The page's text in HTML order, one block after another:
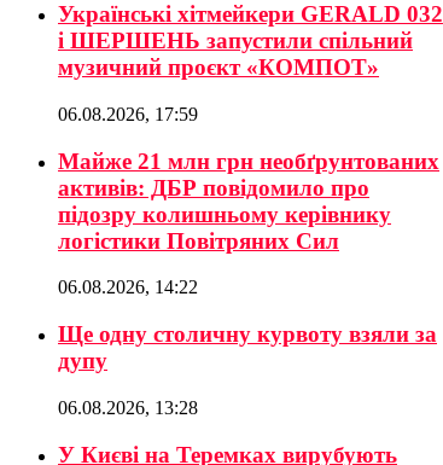
Українські хітмейкери GERALD 032
і ШЕРШЕНЬ запустили спільний
музичний проєкт «КОМПОТ»
06.08.2026, 17:59
Майже 21 млн грн необґрунтованих
активів: ДБР повідомило про
підозру колишньому керівнику
логістики Повітряних Сил
06.08.2026, 14:22
Ще одну столичну курвоту взяли за
дупу
06.08.2026, 13:28
У Києві на Теремках вирубують